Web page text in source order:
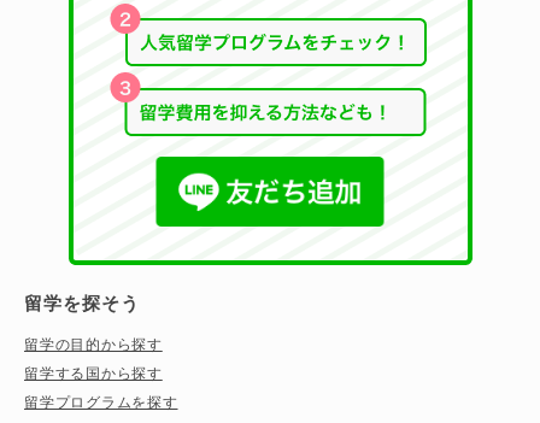
留学を探そう
留学の目的から探す
留学する国から探す
留学プログラムを探す